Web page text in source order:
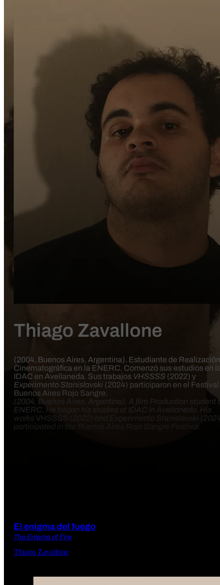
Thiago Zavallone
(2004, Buenos Aires, Argentina). Estudiante de Realización
Cinematográfica en la ENERC. Comenzó sus estudios en
IDAC en Avellaneda. Sus trabajos VHSSSS (2022) y
Experimento Stanislavski (2024) participaron en el Festival
Buenos Aires Rojo Sangre.
(2004, Buenos Aires, Argentina). A film Production student
ENERC. He began his studies at IDAC in Avellaneda. His
works VHSSSS (2022) and Experimento Stanislavski
participated in the Buenos Aires Rojo Sangre Festival.
El enigma del fuego
The Enigma of Fire
Thiago Zavallone